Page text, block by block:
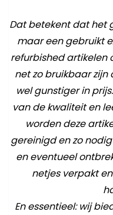
Dat betekent dat het
maar een gebruikt
refurbished artikelen
net zo bruikbaar zijn
wel gunstiger in
van de kwaliteit en
worden deze
gereinigd en zo
en eventueel
netjes verpakt
En essentieel: wij